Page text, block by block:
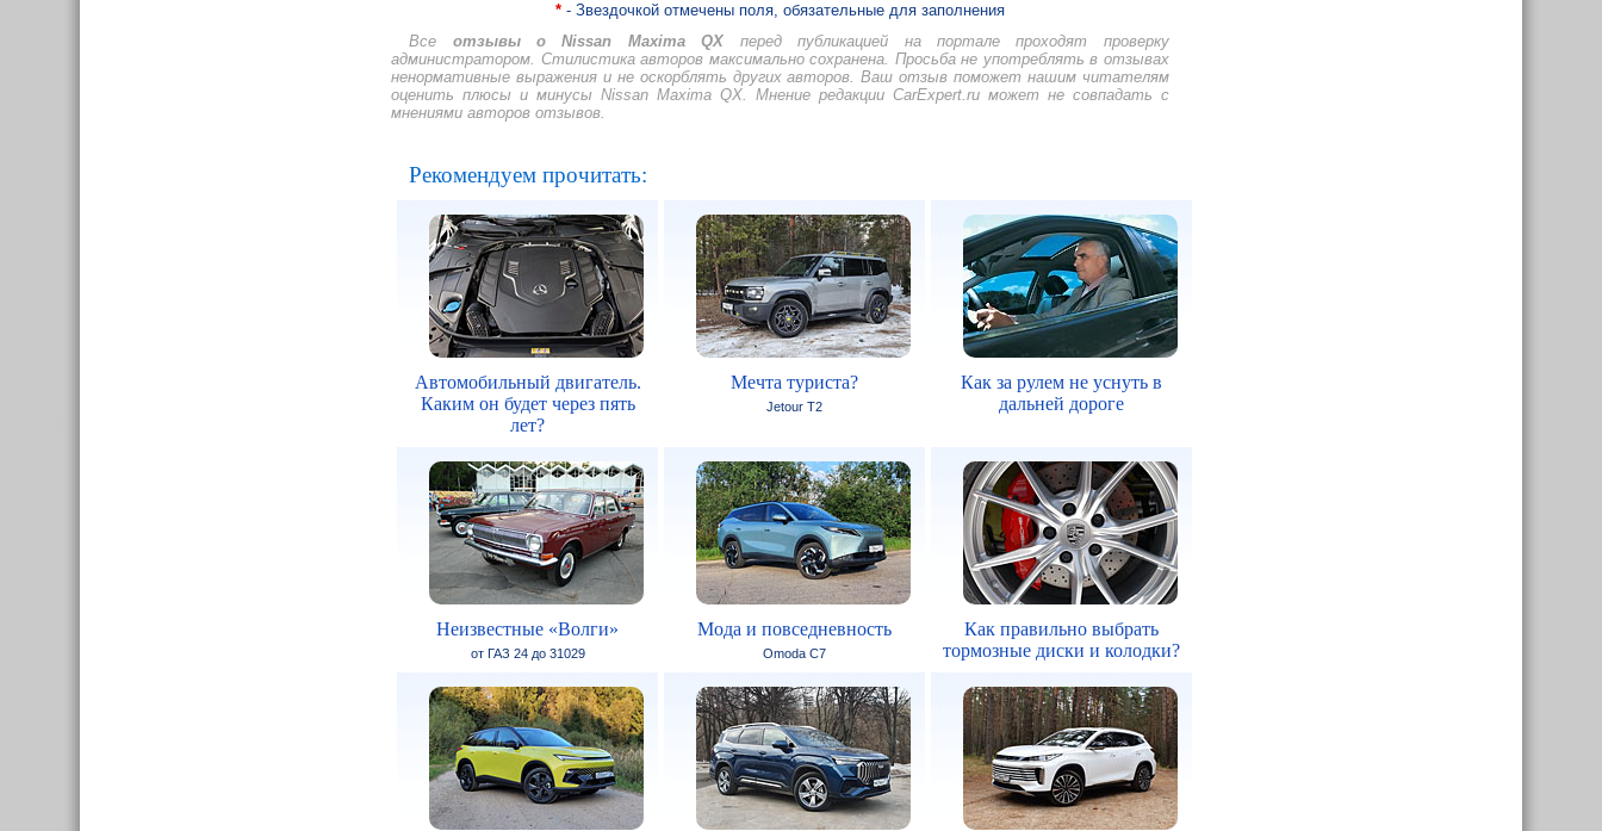
* - Звездочкой отмечены поля, обязательные для заполнения
Все отзывы о Nissan Maxima QX перед публикацией на портале проходят проверку
администратором. Стилистика авторов максимально сохранена. Просьба не употреблять в отзывах
ненормативные выражения и не оскорблять других авторов. Ваш отзыв поможет нашим читателям
оценить плюсы и минусы Nissan Maxima QX. Мнение редакции CarExpert.ru может не совпадать с
мнениями авторов отзывов.
Рекомендуем прочитать:
Автомобильный двигатель.
Каким он будет через пять
лет?
Мечта туриста?
Jetour T2
Как за рулем не уснуть в
дальней дороге
Неизвестные «Волги»
от ГАЗ 24 до 31029
Мода и повседневность
Omoda C7
Как правильно выбрать
тормозные диски и колодки?